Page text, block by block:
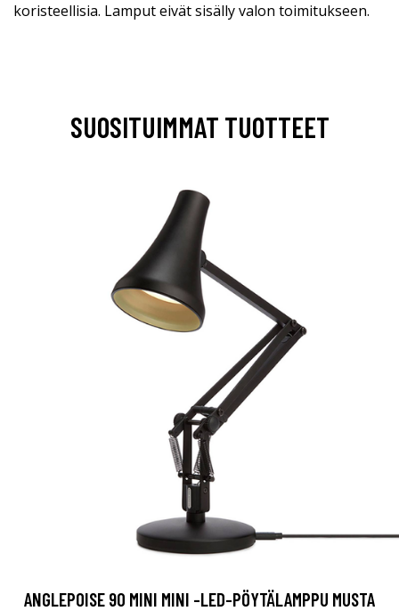
koristeellisia. Lamput eivät sisälly valon toimitukseen.
SUOSITUIMMAT TUOTTEET
ANGLEPOISE 90 MINI MINI -LED-PÖYTÄLAMPPU MUSTA